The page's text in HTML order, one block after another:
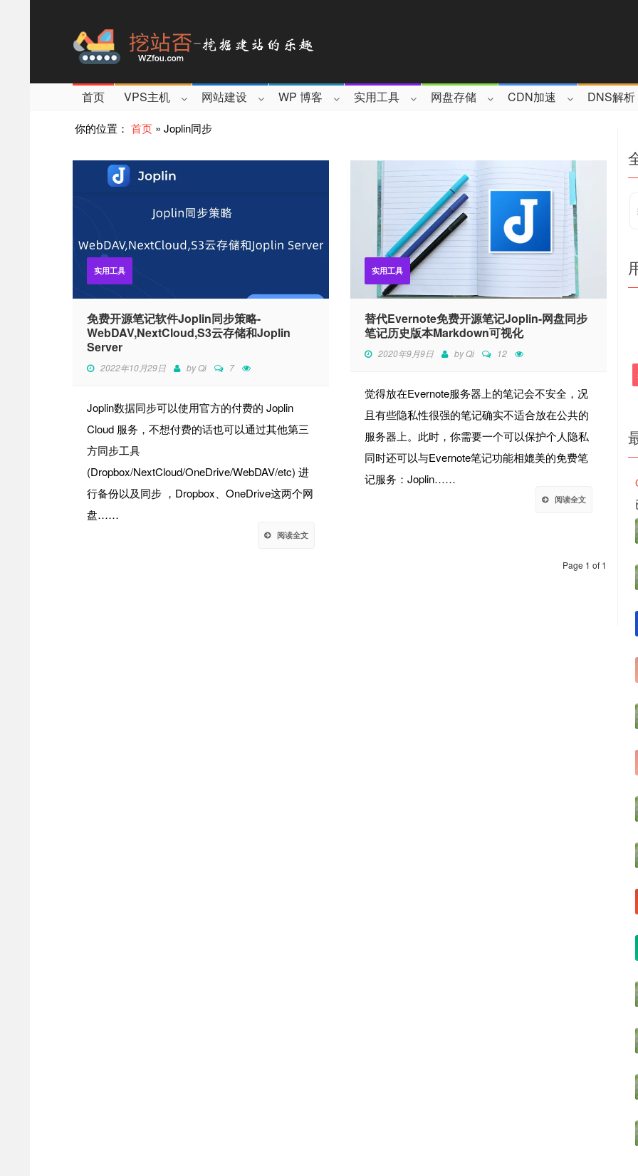
首页 VPS主机 网站建设 WP 博客 实用工具 网盘存储 CDN加速 DNS解析
你的位置： 首页 » Joplin同步
实用工具
免费开源笔记软件Joplin同步策略-
WebDAV,NextCloud,S3云存储和Joplin
Server
2022年10月29日 byQi 7
Joplin数据同步可以使用官方的付费的 Joplin
Cloud 服务，不想付费的话也可以通过其他第三
方同步工具
(Dropbox/NextCloud/OneDrive/WebDAV/etc) 进
行备份以及同步 ，Dropbox、OneDrive这两个网
盘……
阅读全文
实用工具
替代Evernote免费开源笔记Joplin-网盘同步
笔记历史版本Markdown可视化
2020年9月9日 byQi 12
觉得放在Evernote服务器上的笔记会不安全，况
且有些隐私性很强的笔记确实不适合放在公共的
服务器上。此时，你需要一个可以保护个人隐私
同时还可以与Evernote笔记功能相媲美的免费笔
记服务：Joplin……
阅读全文
Page 1 of 1